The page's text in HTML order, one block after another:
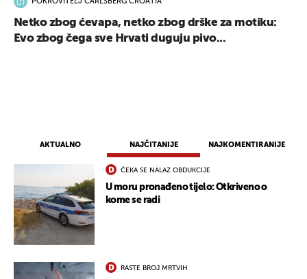
AKTUALNO NAJČITANIJE NAJKOMENTIRANIJE
ČEKA SE NALAZ OBDUKCIJE
U moru pronađeno tijelo: Otkriveno o
kome se radi
RASTE BROJ MRTVIH
POKROVITELJ CARLSBERG CROATIA
Netko zbog ćevapa, netko zbog drške za motiku:
Evo zbog čega sve Hrvati duguju pivo...